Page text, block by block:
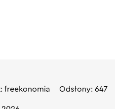
freekonomia Odsłony: 647